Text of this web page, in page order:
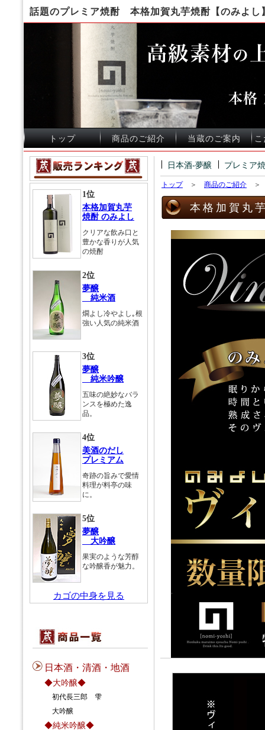
話題のプレミア焼酎 本格加賀丸芋焼酎【のみよ
トップ 商品のご紹介 当蔵のご案内 こ
1位
本格加賀丸芋
焼酎 のみよし
クリアな飲み口と
豊かな香りが人気
の焼酎
2位
夢醸
純米酒
燗よし冷やよし｡根
強い人気の純米酒
3位
夢醸
純米吟醸
五味の絶妙なバラ
ンスを極めた逸
品。
4位
美酒のだし
プレミアム
奇跡の旨みで愛情
料理が料亭の味
に。
5位
夢醸
大吟醸
果実のような芳醇
な吟醸香が魅力。
カゴの中身を見る
日本酒・清酒・地酒
◆大吟醸◆
初代長三郎 雫
大吟醸
◆純米吟醸◆
日本酒-夢醸 プレミア
トップ＞ 商品のご紹介
本格加賀